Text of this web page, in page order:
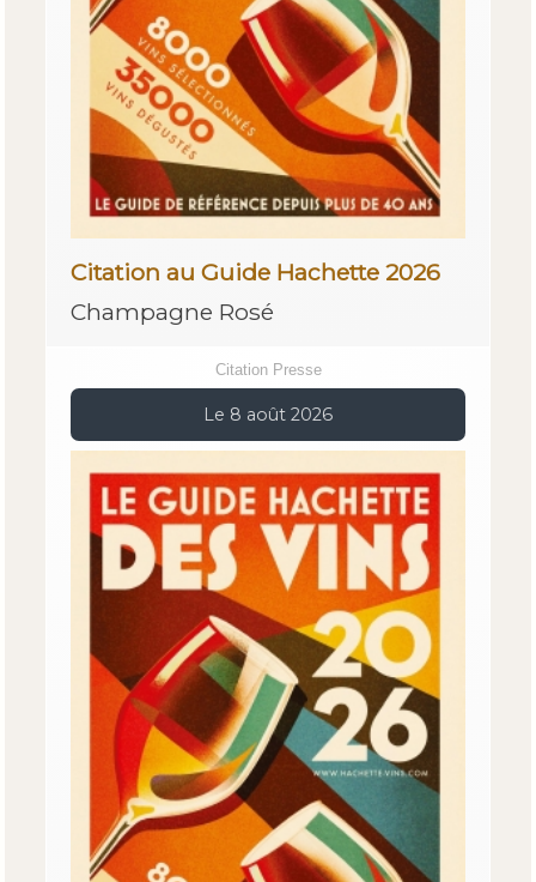
Citation au Guide Hachette 2026
Champagne Rosé
Citation Presse
Le 8 août 2026